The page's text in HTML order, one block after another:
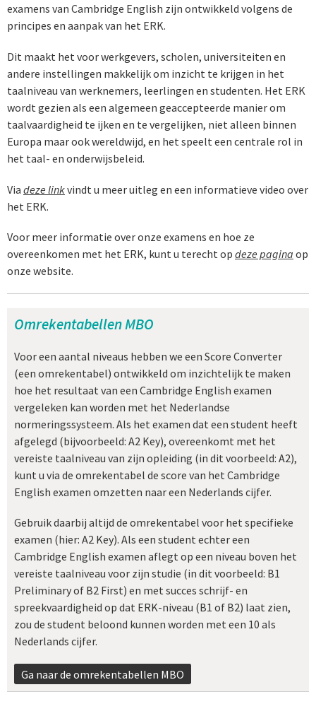
examens van Cambridge English zijn ontwikkeld volgens de
principes en aanpak van het ERK.
Dit maakt het voor werkgevers, scholen, universiteiten en
andere instellingen makkelijk om inzicht te krijgen in het
taalniveau van werknemers, leerlingen en studenten. Het ERK
wordt gezien als een algemeen geaccepteerde manier om
taalvaardigheid te ijken en te vergelijken, niet alleen binnen
Europa maar ook wereldwijd, en het speelt een centrale rol in
het taal- en onderwijsbeleid.
Via deze linkvindt u meer uitleg en een informatieve video over
het ERK.
Voor meer informatie over onze examens en hoe ze
overeenkomen met het ERK, kunt u terecht op deze pagina op
onze website.
Omrekentabellen MBO
Voor een aantal niveaus hebben we een Score Converter
(een omrekentabel) ontwikkeld om inzichtelijk te maken
hoe het resultaat van een Cambridge English examen
vergeleken kan worden met het Nederlandse
normeringssysteem. Als het examen dat een student heeft
afgelegd (bijvoorbeeld: A2 Key), overeenkomt met het
vereiste taalniveau van zijn opleiding (in dit voorbeeld: A2),
kunt u via de omrekentabel de score van het Cambridge
English examen omzetten naar een Nederlands cijfer.
Gebruik daarbij altijd de omrekentabel voor het specifieke
examen (hier: A2 Key). Als een student echter een
Cambridge English examen aflegt op een niveau boven het
vereiste taalniveau voor zijn studie (in dit voorbeeld: B1
Preliminary of B2 First) en met succes schrijf- en
spreekvaardigheid op dat ERK-niveau (B1 of B2) laat zien,
zou de student beloond kunnen worden met een 10 als
Nederlands cijfer.
Ga naar de omrekentabellen MBO